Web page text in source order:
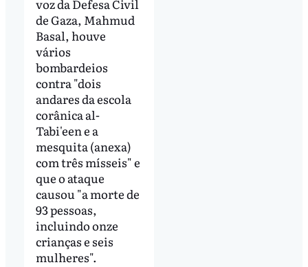
voz da Defesa Civil
de Gaza, Mahmud
Basal, houve
vários
bombardeios
contra "dois
andares da escola
corânica al-
Tabi'een e a
mesquita (anexa)
com três mísseis" e
que o ataque
causou "a morte de
93 pessoas,
incluindo onze
crianças e seis
mulheres".